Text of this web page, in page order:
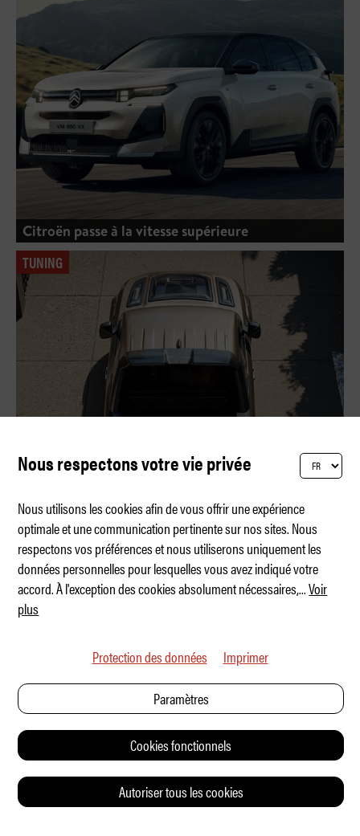
Citroën passe à la vitesse supérieure
TUNING
Urban Automotive Widetrack Avontur
Nous respectons votre vie privée
Nous utilisons les cookies afin de vous offrir une expérience
optimale et une communication pertinente sur nos sites. Nous
respectons vos préférences et nous utiliserons uniquement les
données personnelles pour lesquelles vous avez indiqué votre
accord. À l'exception des cookies absolument nécessaires,...Voir
plus
Protection des données Imprimer
Paramètres
Cookies fonctionnels
Autoriser tous les cookies